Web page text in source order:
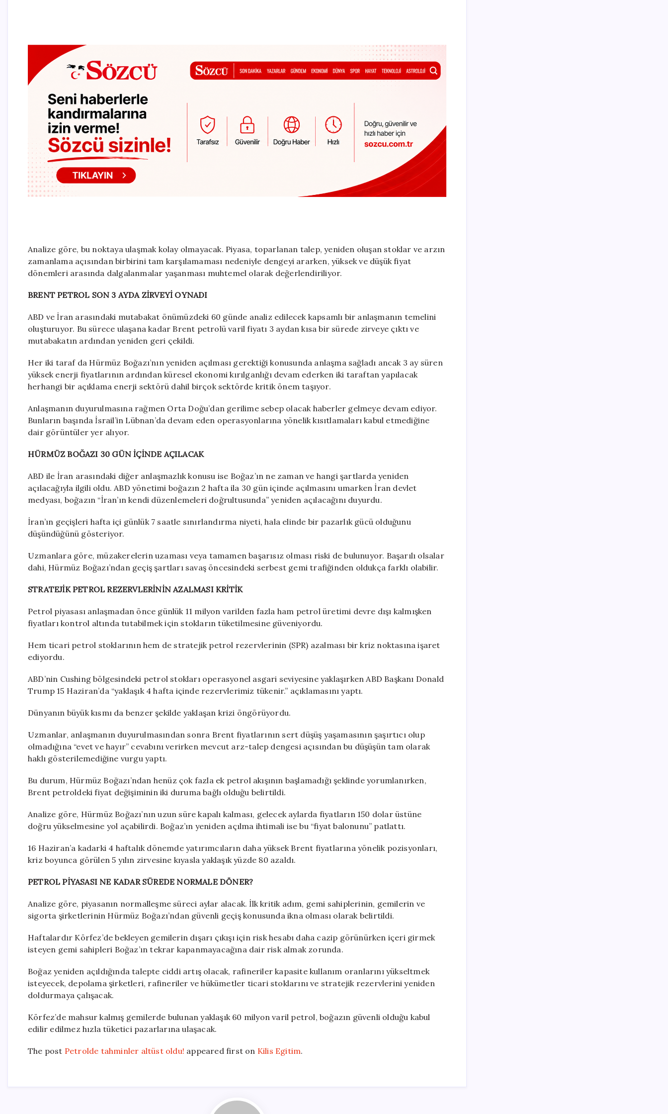
Analize göre, bu noktaya ulaşmak kolay olmayacak. Piyasa, toparlanan talep, yeniden oluşan stoklar ve arzın
zamanlama açısından birbirini tam karşılamaması nedeniyle dengeyi ararken, yüksek ve düşük fiyat
dönemleri arasında dalgalanmalar yaşanması muhtemel olarak değerlendiriliyor.
BRENT PETROL SON 3 AYDA ZİRVEYİ OYNADI
ABD ve İran arasındaki mutabakat önümüzdeki 60 günde analiz edilecek kapsamlı bir anlaşmanın temelini
oluşturuyor. Bu sürece ulaşana kadar Brent petrolü varil fiyatı 3 aydan kısa bir sürede zirveye çıktı ve
mutabakatın ardından yeniden geri çekildi.
Her iki taraf da Hürmüz Boğazı’nın yeniden açılması gerektiği konusunda anlaşma sağladı ancak 3 ay süren
yüksek enerji fiyatlarının ardından küresel ekonomi kırılganlığı devam ederken iki taraftan yapılacak
herhangi bir açıklama enerji sektörü dahil birçok sektörde kritik önem taşıyor.
Anlaşmanın duyurulmasına rağmen Orta Doğu’dan gerilime sebep olacak haberler gelmeye devam ediyor.
Bunların başında İsrail’in Lübnan’da devam eden operasyonlarına yönelik kısıtlamaları kabul etmediğine
dair görüntüler yer alıyor.
HÜRMÜZ BOĞAZI 30 GÜN İÇİNDE AÇILACAK
ABD ile İran arasındaki diğer anlaşmazlık konusu ise Boğaz’ın ne zaman ve hangi şartlarda yeniden
açılacağıyla ilgili oldu. ABD yönetimi boğazın 2 hafta ila 30 gün içinde açılmasını umarken İran devlet
medyası, boğazın “İran’ın kendi düzenlemeleri doğrultusunda” yeniden açılacağını duyurdu.
İran’ın geçişleri hafta içi günlük 7 saatle sınırlandırma niyeti, hala elinde bir pazarlık gücü olduğunu
düşündüğünü gösteriyor.
Uzmanlara göre, müzakerelerin uzaması veya tamamen başarısız olması riski de bulunuyor. Başarılı olsalar
dahi, Hürmüz Boğazı’ndan geçiş şartları savaş öncesindeki serbest gemi trafiğinden oldukça farklı olabilir.
STRATEJİK PETROL REZERVLERİNİN AZALMASI KRİTİK
Petrol piyasası anlaşmadan önce günlük 11 milyon varilden fazla ham petrol üretimi devre dışı kalmışken
fiyatları kontrol altında tutabilmek için stokların tüketilmesine güveniyordu.
Hem ticari petrol stoklarının hem de stratejik petrol rezervlerinin (SPR) azalması bir kriz noktasına işaret
ediyordu.
ABD’nin Cushing bölgesindeki petrol stokları operasyonel asgari seviyesine yaklaşırken ABD Başkanı Donald
Trump 15 Haziran’da “yaklaşık 4 hafta içinde rezervlerimiz tükenir.” açıklamasını yaptı.
Dünyanın büyük kısmı da benzer şekilde yaklaşan krizi öngörüyordu.
Uzmanlar, anlaşmanın duyurulmasından sonra Brent fiyatlarının sert düşüş yaşamasının şaşırtıcı olup
olmadığına “evet ve hayır” cevabını verirken mevcut arz-talep dengesi açısından bu düşüşün tam olarak
haklı gösterilemediğine vurgu yaptı.
Bu durum, Hürmüz Boğazı’ndan henüz çok fazla ek petrol akışının başlamadığı şeklinde yorumlanırken,
Brent petroldeki fiyat değişiminin iki duruma bağlı olduğu belirtildi.
Analize göre, Hürmüz Boğazı’nın uzun süre kapalı kalması, gelecek aylarda fiyatların 150 dolar üstüne
doğru yükselmesine yol açabilirdi. Boğaz’ın yeniden açılma ihtimali ise bu “fiyat balonunu” patlattı.
16 Haziran’a kadarki 4 haftalık dönemde yatırımcıların daha yüksek Brent fiyatlarına yönelik pozisyonları,
kriz boyunca görülen 5 yılın zirvesine kıyasla yaklaşık yüzde 80 azaldı.
PETROL PİYASASI NE KADAR SÜREDE NORMALE DÖNER?
Analize göre, piyasanın normalleşme süreci aylar alacak. İlk kritik adım, gemi sahiplerinin, gemilerin ve
sigorta şirketlerinin Hürmüz Boğazı’ndan güvenli geçiş konusunda ikna olması olarak belirtildi.
Haftalardır Körfez’de bekleyen gemilerin dışarı çıkışı için risk hesabı daha cazip görünürken içeri girmek
isteyen gemi sahipleri Boğaz’ın tekrar kapanmayacağına dair risk almak zorunda.
Boğaz yeniden açıldığında talepte ciddi artış olacak, rafineriler kapasite kullanım oranlarını yükseltmek
isteyecek, depolama şirketleri, rafineriler ve hükümetler ticari stoklarını ve stratejik rezervlerini yeniden
doldurmaya çalışacak.
Körfez’de mahsur kalmış gemilerde bulunan yaklaşık 60 milyon varil petrol, boğazın güvenli olduğu kabul
edilir edilmez hızla tüketici pazarlarına ulaşacak.
The post Petrolde tahminler altüst oldu! appeared first on Kilis Egitim.